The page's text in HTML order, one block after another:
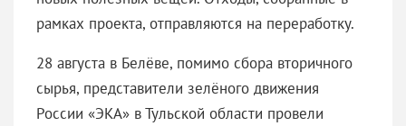
рамках проекта, отправляются на переработку.
28 августа в Белёве, помимо сбора вторичного
сырья, представители зелёного движения
России «ЭКА» в Тульской области провели